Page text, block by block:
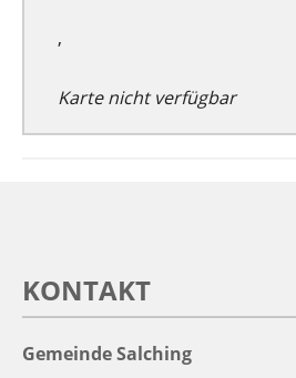
,
Karte nicht verfügbar
KONTAKT
Gemeinde Salching